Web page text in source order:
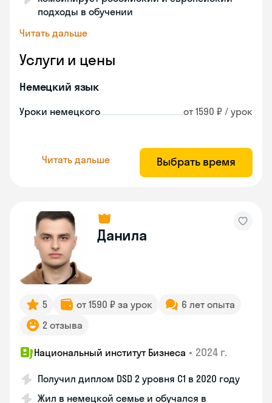
подходы в обучении
Читать дальше
Услуги и цены
Немецкий язык
Уроки немецкого от 1590 ₽ / урок
Читать дальше Выбрать время
Данила
5 от 1590 ₽ за урок
6 лет опыта
2 отзыва
Национальный институт Бизнеса • 2024 г.
Получил диплом DSD 2 уровня С1 в 2020 году
Жил в немецкой семье и обучался в